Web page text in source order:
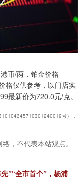
币/两，铂金价格
格仅供参考，以门店实
最新价为720.0元/克。
号），
，不代表本站观点。
”“全市首个”，杨浦